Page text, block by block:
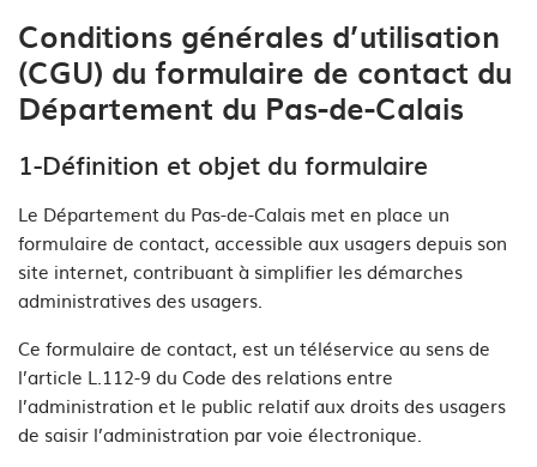
Conditions générales d’utilisation
(CGU) du formulaire de contact du
Département du Pas-de-Calais
1-Définition et objet du formulaire
Le Département du Pas-de-Calais met en place un
formulaire de contact, accessible aux usagers depuis son
site internet, contribuant à simplifier les démarches
administratives des usagers.
Ce formulaire de contact, est un téléservice au sens de
l’article L.112-9 du Code des relations entre
l’administration et le public relatif aux droits des usagers
de saisir l’administration par voie électronique.